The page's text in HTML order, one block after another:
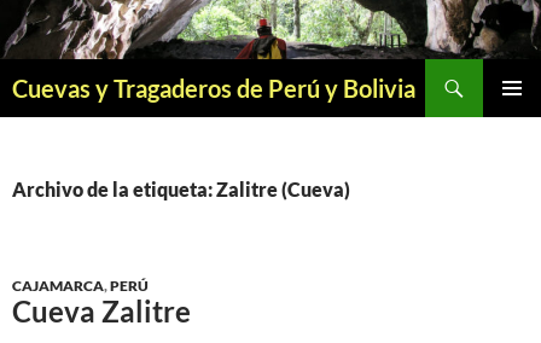
Saltar
al
Cuevas y Tragaderos de Perú y Bolivia
Archivo de la etiqueta: Zalitre (Cueva)
CAJAMARCA,PERÚ
Cueva Zalitre